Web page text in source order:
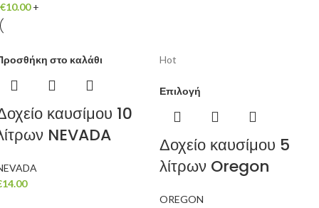
€10.00+
στο καλάθι
καυσίμου 10
NEVADA
14.00
Hot
Επιλογή
Δοχείο καυσίμου 5
λίτρων Oregon
OREGON